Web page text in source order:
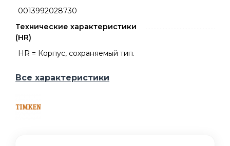
0013992028730
Технические характеристики
(HR)
HR = Корпус, сохраняемый тип.
Все характеристики